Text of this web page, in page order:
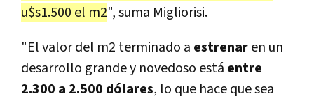
u$s1.500 el m2", suma Migliorisi.
"El valor del m2 terminado a estrenaren un
desarrollo grande y novedoso está entre
2.300 a 2.500 dólares, lo que hace que sea